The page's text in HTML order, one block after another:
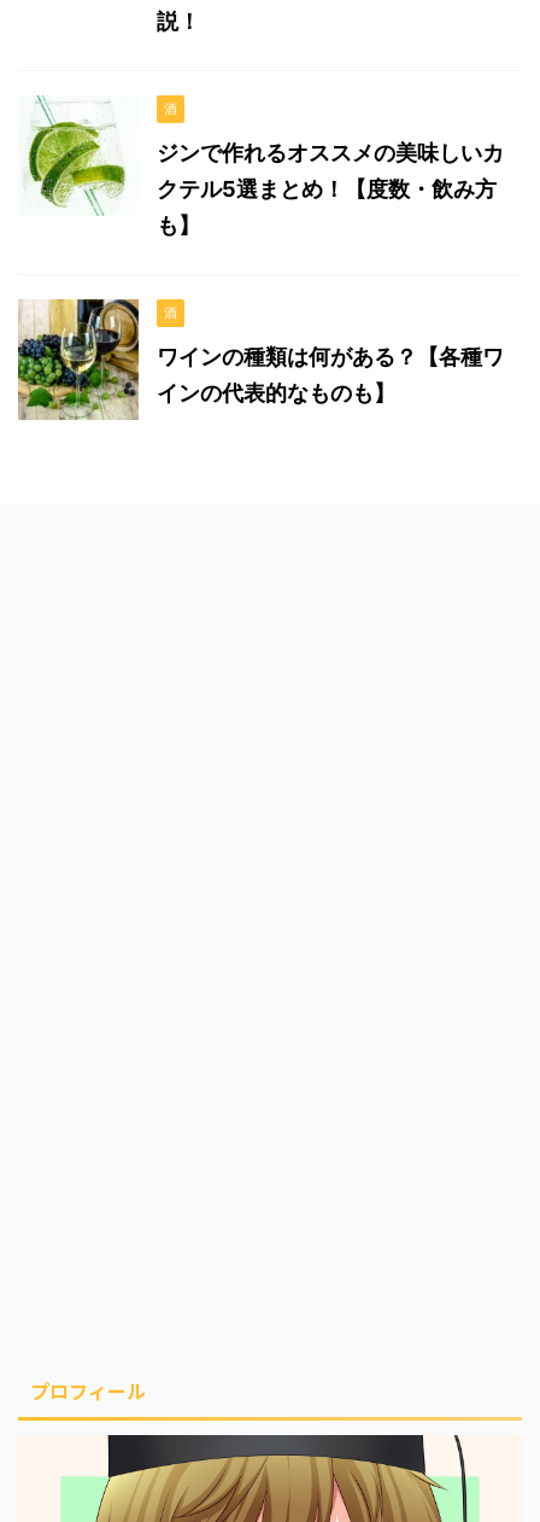
説！
酒
ジンで作れるオススメの美味しいカ
クテル5選まとめ！【度数・飲み方
も】
酒
ワインの種類は何がある？【各種ワ
インの代表的なものも】
プロフィール